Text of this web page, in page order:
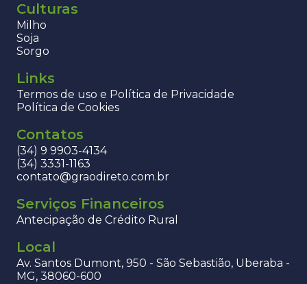
Culturas
Milho
Soja
Sorgo
Links
Termos de uso e Política de Privacidade
Política de Cookies
Contatos
(34) 9 9903-4134
(34) 3331-1163
contato@graodireto.com.br
Serviços Financeiros
Antecipação de Crédito Rural
Local
Av. Santos Dumont, 950 - São Sebastião, Uberaba -
MG, 38060-600